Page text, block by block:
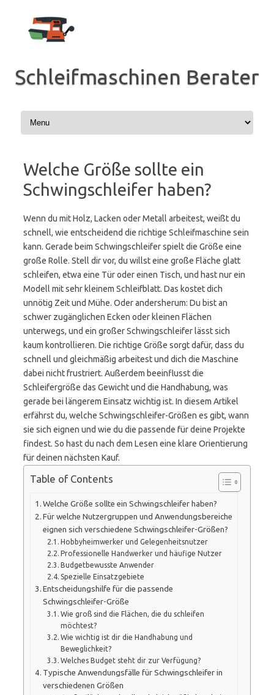
springen
Schleifmaschinen Berater
Welche Größe sollte ein
Schwingschleifer haben?
Wenn du mit Holz, Lacken oder Metall arbeitest, weißt du
schnell, wie entscheidend die richtige Schleifmaschine sein
kann. Gerade beim Schwingschleifer spielt die Größe eine
große Rolle. Stell dir vor, du willst eine große Fläche glatt
schleifen, etwa eine Tür oder einen Tisch, und hast nur ein
Modell mit sehr kleinem Schleifblatt. Das kostet dich
unnötig Zeit und Mühe. Oder andersherum: Du bist an
schwer zugänglichen Ecken oder kleinen Flächen
unterwegs, und ein großer Schwingschleifer lässt sich
kaum kontrollieren. Die richtige Größe sorgt dafür, dass du
schnell und gleichmäßig arbeitest und dich die Maschine
dabei nicht frustriert. Außerdem beeinflusst die
Schleifergröße das Gewicht und die Handhabung, was
gerade bei längerem Einsatz wichtig ist. In diesem Artikel
erfährst du, welche Schwingschleifer-Größen es gibt, wann
sie sich eignen und wie du die passende für deine Projekte
findest. So hast du nach dem Lesen eine klare Orientierung
für deinen nächsten Kauf.
Table of Contents
Welche Größe sollte ein Schwingschleifer haben?
Für welche Nutzergruppen und Anwendungsbereiche
eignen sich verschiedene Schwingschleifer-Größen?
Hobbyheimwerker und Gelegenheitsnutzer
Professionelle Handwerker und häufige Nutzer
Budgetbewusste Anwender
Spezielle Einsatzgebiete
Entscheidungshilfe für die passende
Schwingschleifer-Größe
Wie groß sind die Flächen, die du schleifen
möchtest?
Wie wichtig ist dir die Handhabung und
Beweglichkeit?
Welches Budget steht dir zur Verfügung?
Typische Anwendungsfälle für Schwingschleifer in
verschiedenen Größen